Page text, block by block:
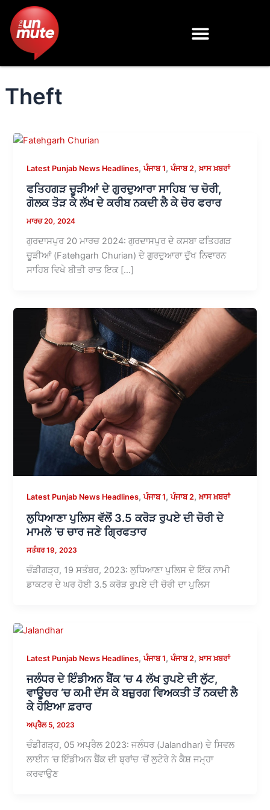
content
Theft
Latest Punjab News Headlines,ਪੰਜਾਬ 1,ਪੰਜਾਬ 2,ਖ਼ਾਸ ਖ਼ਬਰਾਂ
ਫਤਿਹਗੜ ਚੂੜੀਆਂ ਦੇ ਗੁਰਦੁਆਰਾ ਸਾਹਿਬ ‘ਚ ਚੋਰੀ,
ਗੋਲਕ ਤੋੜ ਕੇ ਲੱਖ ਦੇ ਕਰੀਬ ਨਕਦੀ ਲੈ ਕੇ ਚੋਰ ਫਰਾਰ
ਮਾਰਚ 20, 2024
ਗੁਰਦਾਸਪੁਰ 20 ਮਾਰਚ 2024: ਗੁਰਦਾਸਪੁਰ ਦੇ ਕਸਬਾ ਫਤਿਹਗੜ
ਚੂੜੀਆਂ (Fatehgarh Churian) ਦੇ ਗੁਰਦੁਆਰਾ ਦੁੱਖ ਨਿਵਾਰਨ
ਸਾਹਿਬ ਵਿਖੇ ਬੀਤੀ ਰਾਤ ਇਕ […]
Latest Punjab News Headlines,ਪੰਜਾਬ 1,ਪੰਜਾਬ 2,ਖ਼ਾਸ ਖ਼ਬਰਾਂ
ਲੁਧਿਆਣਾ ਪੁਲਿਸ ਵੱਲੋਂ 3.5 ਕਰੋੜ ਰੁਪਏ ਦੀ ਚੋਰੀ ਦੇ
ਮਾਮਲੇ ‘ਚ ਚਾਰ ਜਣੇ ਗ੍ਰਿਫਤਾਰ
ਸਤੰਬਰ 19, 2023
ਚੰਡੀਗੜ੍ਹ, 19 ਸਤੰਬਰ, 2023: ਲੁਧਿਆਣਾ ਪੁਲਿਸ ਦੇ ਇੱਕ ਨਾਮੀ
ਡਾਕਟਰ ਦੇ ਘਰ ਹੋਈ 3.5 ਕਰੋੜ ਰੁਪਏ ਦੀ ਚੋਰੀ ਦਾ ਪੁਲਿਸ
Latest Punjab News Headlines,ਪੰਜਾਬ 1,ਪੰਜਾਬ 2,ਖ਼ਾਸ ਖ਼ਬਰਾਂ
ਜਲੰਧਰ ਦੇ ਇੰਡੀਅਨ ਬੈਂਕ ‘ਚ 4 ਲੱਖ ਰੁਪਏ ਦੀ ਲੁੱਟ,
ਵਾਊਚਰ ‘ਚ ਕਮੀ ਦੱਸ ਕੇ ਬਜ਼ੁਰਗ ਵਿਅਕਤੀ ਤੋਂ ਨਕਦੀ ਲੈ
ਕੇ ਹੋਇਆ ਫ਼ਰਾਰ
ਅਪ੍ਰੈਲ 5, 2023
ਚੰਡੀਗੜ੍ਹ, 05 ਅਪ੍ਰੈਲ 2023: ਜਲੰਧਰ (Jalandhar) ਦੇ ਸਿਵਲ
ਲਾਈਨ ‘ਚ ਇੰਡੀਅਨ ਬੈਂਕ ਦੀ ਬ੍ਰਾਂਚ ‘ਚੋਂ ਲੁਟੇਰੇ ਨੇ ਕੈਸ਼ ਜਮ੍ਹਾ
ਕਰਵਾਉਣ